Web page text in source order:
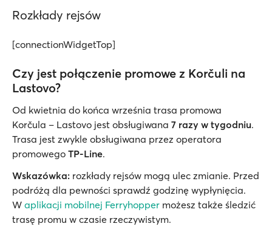
Rozkłady rejsów
[connectionWidgetTop]
Czy jest połączenie promowe z Korčuli na
Lastovo?
Od kwietnia do końca września trasa promowa
Korčula – Lastovo jest obsługiwana 7 razy w tygodniu.
Trasa jest zwykle obsługiwana przez operatora
promowego TP-Line.
Wskazówka: rozkłady rejsów mogą ulec zmianie. Przed
podróżą dla pewności sprawdź godzinę wypłynięcia.
W aplikacji mobilnej Ferryhopper możesz także śledzić
trasę promu w czasie rzeczywistym.